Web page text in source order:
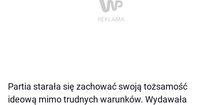
Partia starała się zachować swoją tożsamość
ideową mimo trudnych warunków. Wydawała